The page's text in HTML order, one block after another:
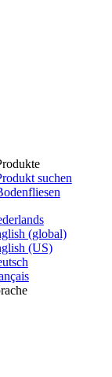
(global)
(US)
suchen